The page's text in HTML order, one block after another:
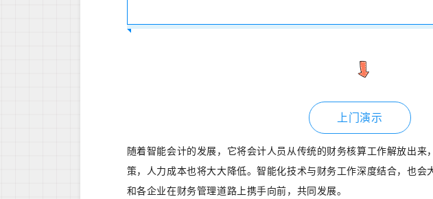
上门演示
随着智能会计的发展，它将会计人员从传统的财务核算工作解放出来
策，人力成本也将大大降低。智能化技术与财务工作深度结合，也会
和各企业在财务管理道路上携手向前，共同发展。